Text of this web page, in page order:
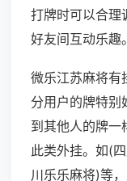
打牌时可以合理
好友间互动乐趣。
微乐江苏麻将有
分用户的牌特别
到其他人的牌一
此类外挂。如(
川乐乐麻将)等